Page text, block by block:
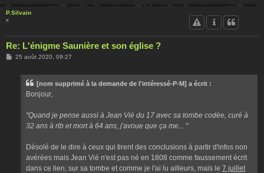
P.Silvain
x
Re: L'énigme Saunière et son église ?
M25 août 2020, 09:27
[nom supprimé à la demande de l'intéressé-P-M] a écrit :
Bonjour,
"Quand je pense aussi à Jean Vié du 17 avec sa tombe codée, curé à
32 ans à rlb et mort à 64 ans, j'avoue que ça me... "
Désolé de le dire à ceux qui tirent des conclusions à partir d'infos non
avérées mais Jean Vié n'est pas né en 1808 comme faussement écrit
dans ce lien, sur sa tombe et comme je l'ai lu ailleurs, mais le 7 juillet